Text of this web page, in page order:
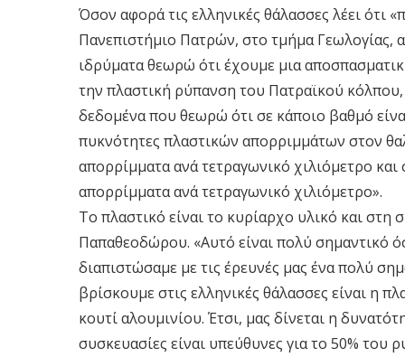
Όσον αφορά τις ελληνικές θάλασσες λέει ότι
Πανεπιστήμιο Πατρών, στο τμήμα Γεωλογίας,
ιδρύματα θεωρώ ότι έχουμε μια
την πλαστική ρύπανση του Πατραϊκού
δεδομένα που θεωρώ ότι σε κάποιο βαθμό
πυκνότητες πλαστικών απορριμμάτων στον
απορρίμματα ανά τετραγωνικό χιλιόμετρο
απορρίμματα ανά τετραγωνικό χιλιόμετρο».
Το πλαστικό είναι το κυρίαρχο υλικό και στη
Παπαθεοδώρου. «Αυτό είναι πολύ σημαντικό
διαπιστώσαμε με τις έρευνές μας ένα πολύ
βρίσκουμε στις ελληνικές θάλασσες είναι η
κουτί αλουμινίου. Έτσι, μας δίνεται η
συσκευασίες είναι υπεύθυνες για το 50% του